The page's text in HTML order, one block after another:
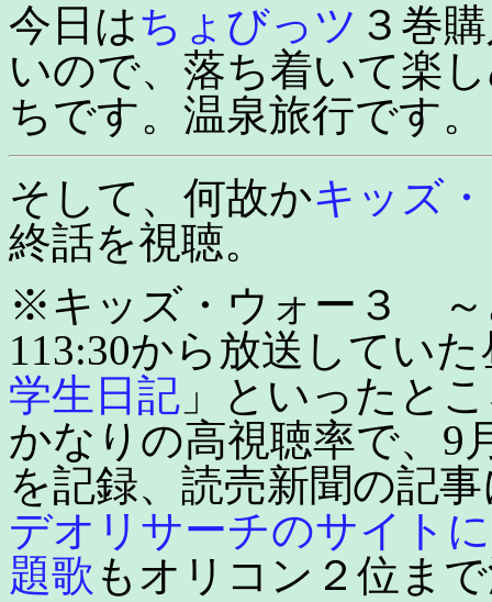
今日はちょびっツ ３巻
いので、落ち着いて楽
ちです。温泉旅行です。
そして、何故かキッズ
終話を視聴。
※キッズ・ウォー３ ～
113:30から放送してい
学生日記 」といったと
かなりの高視聴率で、9
を記録、読売新聞の記
デオリサーチのサイトに
題歌 もオリコン２位ま